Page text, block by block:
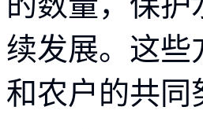
续发展。这
和农户的共